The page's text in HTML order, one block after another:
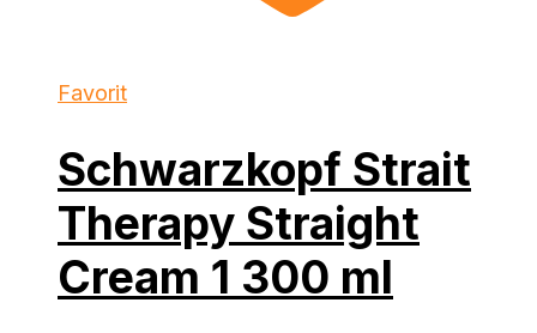
Favorit
Schwarzkopf Strait
Therapy Straight
Cream 1 300 ml